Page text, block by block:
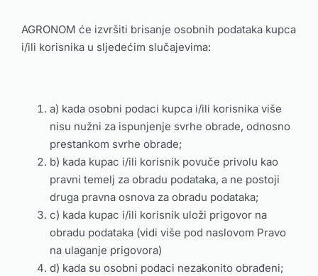
AGRONOM će izvršiti brisanje osobnih podataka kupca
i/ili korisnika u sljedećim slučajevima:
a) kada osobni podaci kupca i/ili korisnika više
nisu nužni za ispunjenje svrhe obrade, odnosno
prestankom svrhe obrade;
b) kada kupac i/ili korisnik povuče privolu kao
pravni temelj za obradu podataka, a ne postoji
druga pravna osnova za obradu podataka;
c) kada kupac i/ili korisnik uloži prigovor na
obradu podataka (vidi više pod naslovom Pravo
na ulaganje prigovora)
d) kada su osobni podaci nezakonito obrađeni;